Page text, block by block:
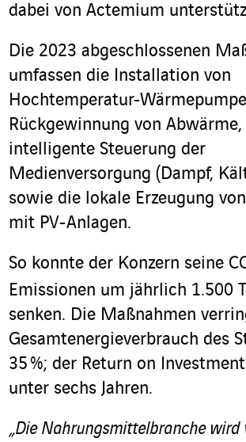
dabei von Actemium
Die 2023 abgeschlossenen
umfassen die Installation von
Hochtemperatur-
Rückgewinnung von
intelligente Steuerung der
Medienversorgung (Dampf,
sowie die lokale Erzeugung
mit PV-Anlagen.
So konnte der Konzern seine
Emissionen um jährlich 1.500
senken. Die Maßnahmen
Gesamtenergieverbrauch des
35 %; der Return on
unter sechs Jahren.
„Die Nahrungsmittelbranche wird